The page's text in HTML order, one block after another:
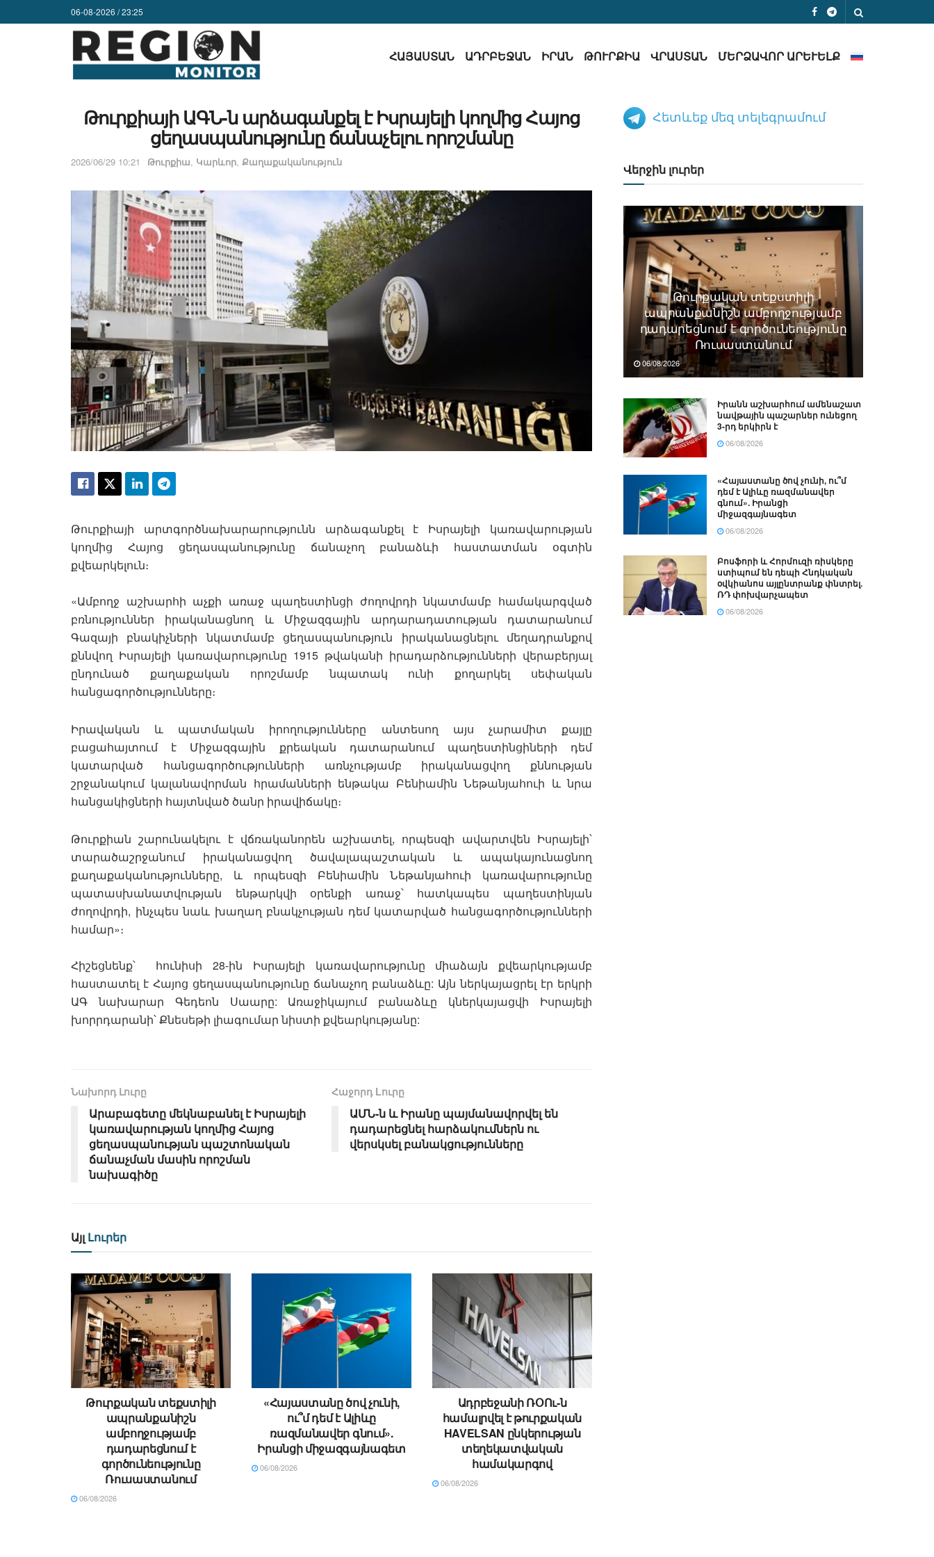
06-08-2026 / 23:25
ՀԱՅԱՍՏԱՆ ԱԴՐԲԵՋԱՆ ԻՐԱՆ ԹՈՒՐՔԻԱ ՎՐԱՍՏԱՆ ՄԵՐՁԱՎՈՐ ԱՐԵՒԵԼՔ
Թուրքիայի ԱԳՆ-ն արձագանքել է Իսրայելի կողմից Հայոց
ցեղասպանությունը ճանաչելու որոշմանը
2026/06/29 10:21 Թուրքիա, Կարևոր, Քաղաքականություն
Թուրքիայի արտգործնախարարությունն արձագանքել է Իսրայելի կառավարության
կողմից Հայոց ցեղասպանությունը ճանաչող բանաձևի հաստատման օգտին
քվեարկելուն։
«Ամբողջ աշխարհի աչքի առաջ պաղեստինցի ժողովրդի նկատմամբ համակարգված
բռնություններ իրականացնող և Միջազգային արդարադատության դատարանում
Գազայի բնակիչների նկատմամբ ցեղասպանություն իրականացնելու մեղադրանքով
քննվող Իսրայելի կառավարությունը 1915 թվականի իրադարձությունների վերաբերյալ
ընդունած քաղաքական որոշմամբ նպատակ ունի քողարկել սեփական
հանցագործությունները։
Իրավական և պատմական իրողությունները անտեսող այս չարամիտ քայլը
բացահայտում է Միջազգային քրեական դատարանում պաղեստինցիների դեմ
կատարված հանցագործությունների առնչությամբ իրականացվող քննության
շրջանակում կալանավորման հրամանների ենթակա Բենիամին Նեթանյահուի և նրա
հանցակիցների հայտնված ծանր իրավիճակը։
Թուրքիան շարունակելու է վճռականորեն աշխատել, որպեսզի ավարտվեն Իսրայելի՝
տարածաշրջանում իրականացվող ծավալապաշտական և ապակայունացնող
քաղաքականությունները, և որպեսզի Բենիամին Նեթանյահուի կառավարությունը
պատասխանատվության ենթարկվի օրենքի առաջ՝ հատկապես պաղեստինյան
ժողովրդի, ինչպես նաև խաղաղ բնակչության դեմ կատարված հանցագործությունների
համար»։
Հիշեցնենք՝ հունիսի 28-ին Իսրայելի կառավարությունը միաձայն քվեարկությամբ
հաստատել է Հայոց ցեղասպանությունը ճանաչող բանաձևը: Այն ներկայացրել էր երկրի
ԱԳ նախարար Գեդեոն Սաարը: Առաջիկայում բանաձևը կներկայացվի Իսրայելի
խորրդարանի՝ Քնեսեթի լիագումար նիստի քվեարկությանը:
Նախորդ Լուրը
Արաբագետը մեկնաբանել է Իսրայելի
կառավարության կողմից Հայոց
ցեղասպանության պաշտոնական
ճանաչման մասին որոշման
նախագիծը
Հաջորդ Lուրը
ԱՄՆ-ն և Իրանը պայմանավորվել են
դադարեցնել հարձակումներն ու
վերսկսել բանակցությունները
Այլ Լուրեր
Թուրքական տեքստիլի
ապրանքանիշն
ամբողջությամբ
դադարեցնում է
գործունեությունը
Ռուսաստանում
06/08/2026
«Հայաստանը ծով չունի,
ու՞մ դեմ է Ալիևը
ռազմանավեր գնում».
Իրանցի միջազգայնագետ
06/08/2026
Ադրբեջանի ՌՕՈւ-ն
համալրվել է թուրքական
HAVELSAN ընկերության
տեղեկատվական
համակարգով
06/08/2026
Հետևեք մեզ տելեգրամում
Վերջին լուրեր
Թուրքական տեքստիլի
ապրանքանիշն ամբողջությամբ
դադարեցնում է գործունեությունը
Ռուսաստանում
06/08/2026
Իրանն աշխարհում ամենաշատ
նավթային պաշարներ ունեցող
3-րդ երկիրն է
06/08/2026
«Հայաստանը ծով չունի, ու՞մ
դեմ է Ալիևը ռազմանավեր
գնում». Իրանցի
միջազգայնագետ
06/08/2026
Բոսֆորի և Հորմուզի ռիսկերը
ստիպում են դեպի Հնդկական
օվկիանոս այլընտրանք փնտրել.
ՌԴ փոխվարչապետ
06/08/2026